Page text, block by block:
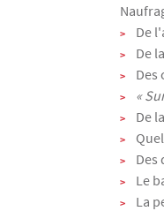
De
De
Des
«
De
Des
Le
La